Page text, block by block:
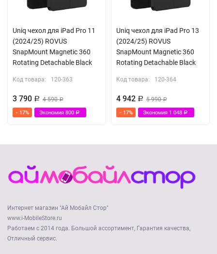
Uniq чехол для iPad Pro 11
(2024/25) ROVUS
SnapMount Magnetic 360
Rotating Detachable Black
Код товара: 120-363
3 790 Р 4 590Р
- 17% Экономия 800 Р
Uniq чехол для iPad Pro 13
(2024/25) ROVUS
SnapMount Magnetic 360
Rotating Detachable Black
Код товара: 120-364
4 942 Р 5 990Р
- 17% Экономия 1 048 Р
Интернет магазин "Ай Мобайл Стор"
www.i-MobileStore.ru
Работаем с 2014 года. Большой ассортимент, Гарантия качества,
Отличный сервис.